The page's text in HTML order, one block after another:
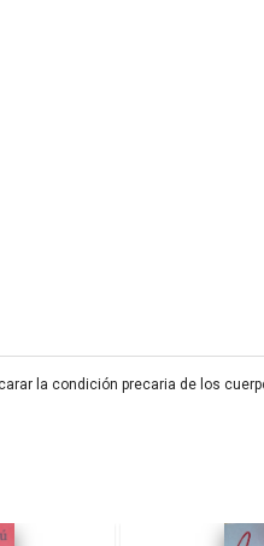
la condición precaria de los